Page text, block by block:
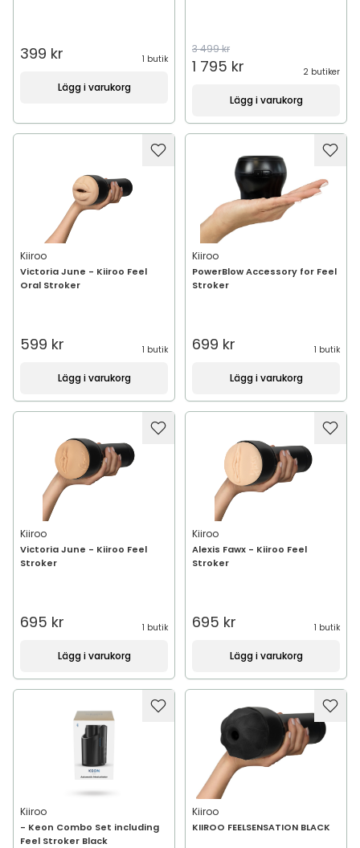
399 kr 1 butik
Lägg i varukorg
3 499 kr
1 795 kr 2 butiker
Lägg i varukorg
Kiiroo
Victoria June - Kiiroo Feel
Oral Stroker
599 kr 1 butik
Lägg i varukorg
Kiiroo
PowerBlow Accessory for Feel
Stroker
699 kr 1 butik
Lägg i varukorg
Kiiroo
Victoria June - Kiiroo Feel
Stroker
695 kr 1 butik
Lägg i varukorg
Kiiroo
Alexis Fawx - Kiiroo Feel
Stroker
695 kr 1 butik
Lägg i varukorg
Kiiroo
- Keon Combo Set including
Feel Stroker Black
Kiiroo
KIIROO FEELSENSATION BLACK